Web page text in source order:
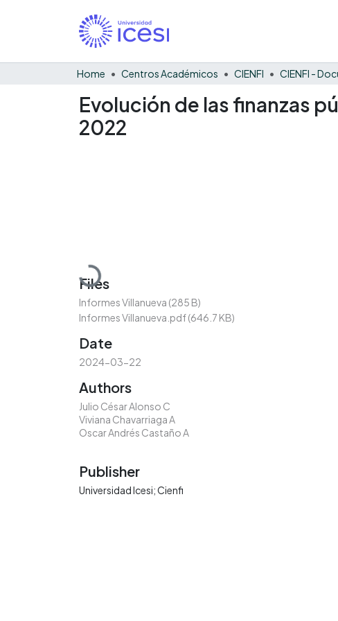
Home Centros Académicos CIENFI
Evolución de las finanzas
2022
Loading...
Files
Informes Villanueva (285 B)
Informes Villanueva.pdf(646.7 KB)
Date
2024-03-22
Authors
Julio César Alonso C
Viviana Chavarriaga A
Oscar Andrés Castaño A
Publisher
Universidad Icesi; Cienfi